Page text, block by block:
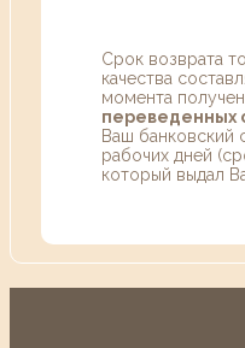
Срок возврата
качества
момента
переведенных
Ваш банковский
рабочих дней
который выдал